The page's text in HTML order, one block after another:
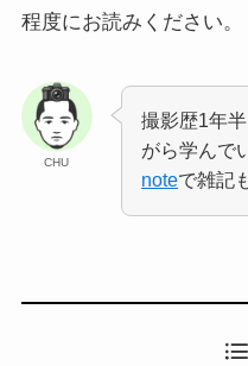
程度にお読みください。
CHU
撮影歴1年
がら学んで
noteで雑記